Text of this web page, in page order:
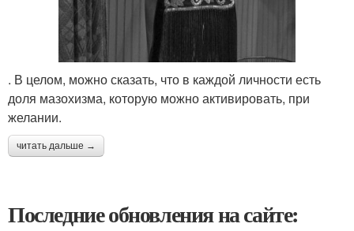
. В целом, можно сказать, что в каждой личности есть
доля мазохизма, которую можно активировать, при
желании.
читать дальше →
Последние обновления на сайте: